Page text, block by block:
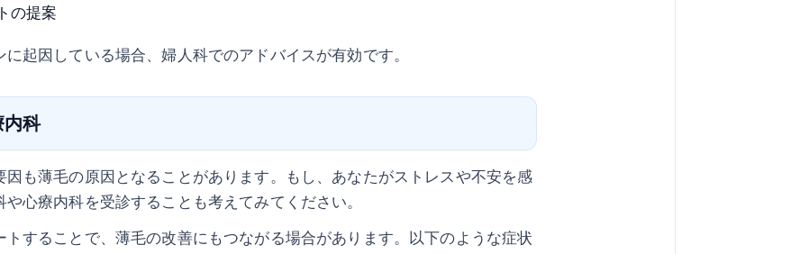
の提案
起因している場合、婦人科でのアドバイスが有効です。
科
因も薄毛の原因となることがあります。もし、あなたがストレスや不安を感
心療内科を受診することも考えてみてください。
することで、薄毛の改善にもつながる場合があります。以下のような症状